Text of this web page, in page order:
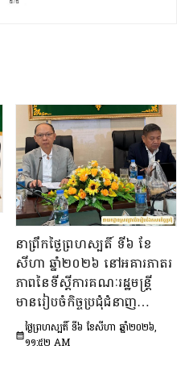
នាព្រឹកថ្ងៃព្រហស្បតិ៍ ទី៦ ខែ
សីហា ឆ្នាំ២០២៦ នៅអគារភាតរ
ភាពនៃទីស្តីការគណៈរដ្ឋមន្រ្តី
មានរៀបចំកិច្ចប្រជុំជំនាញ
បច្ចេកទេស ក្រោមអធិបតីភាព
ឯកឧត្តម សុក ផេង រដ្ឋលេខាធិ
ថ្ងៃព្រហស្បតិ៍ ទី៦ ខែសីហា ឆ្នាំ២០២៦,
១១:៥២ AM